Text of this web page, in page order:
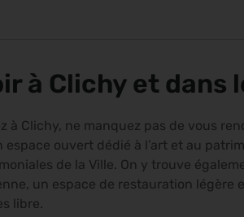
à Clichy et dans
à Clichy, ne manquez pas de vous
espace ouvert dédié à l’art et au
de la Ville. On y trouve
un espace de restauration
libre.